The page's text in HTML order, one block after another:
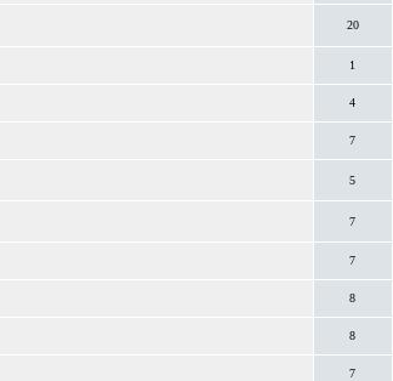
20
1
4
7
5
7
7
8
8
7